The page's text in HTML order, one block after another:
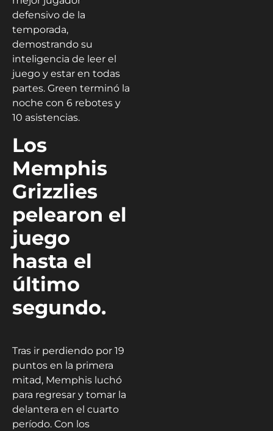
defensivo de la
temporada,
demostrando su
inteligencia de leer el
juego y estar en todas
partes. Green terminó la
noche con 6 rebotes y
10 asistencias.
Los
Memphis
Grizzlies
pelearon el
juego
hasta el
último
segundo.
Tras ir perdiendo por 19
puntos en la primera
mitad, Memphis luchó
para regresar y tomar la
delantera en el cuarto
período. Con los